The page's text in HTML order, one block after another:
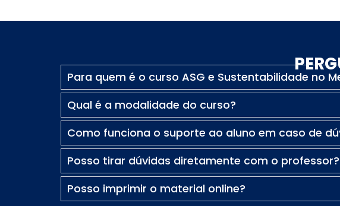
Para quem é o curso ASG e Sustentabilidade no
Qual é a modalidade do curso?
Como funciona o suporte ao aluno em caso de
Posso tirar dúvidas diretamente com o professor?
Posso imprimir o material online?